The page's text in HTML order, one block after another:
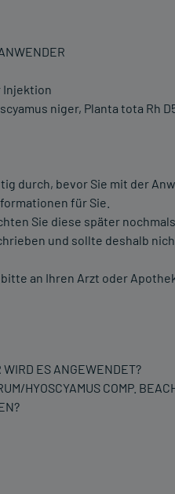
Injektion
niger, Planta tota Rh
durch, bevor Sie mit der
für Sie.
Sie diese später
und sollte deshalb
an Ihren Arzt oder
WIRD ES ANGEWENDET?
HYOSCYAMUS COMP.